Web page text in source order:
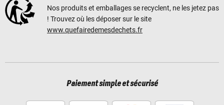
Nos produits et emballages se recyclent, ne les jetez pas
! Trouvez où les déposer sur le site
www.quefairedemesdechets.fr
Paiement simple et sécurisé